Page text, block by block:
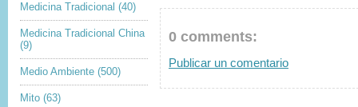
Medicina Tradicional (40)
Medicina Tradicional China
(9)
Medio Ambiente (500)
Mito (63)
0 comments:
Publicar un comentario